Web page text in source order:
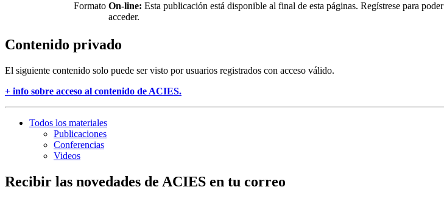
Formato On-line: Esta publicación está disponible al final de esta páginas. Regístrese para poder
acceder.
Contenido privado
El siguiente contenido solo puede ser visto por usuarios registrados con acceso válido.
+ info sobre acceso al contenido de ACIES.
Todos los materiales
Publicaciones
Conferencias
Videos
Recibir las novedades de ACIES en tu correo